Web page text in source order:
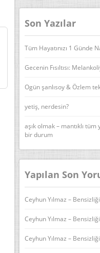
Son Yazılar
Tüm Hayatınızı 1 Günde
Gecenin Fısıltısı:
Ogün şanlısoy & Özlem
yetiş, nerdesin?
aşık olmak – mantıklı
bir durum
Yapılan Son
Ceyhun Yılmaz –
Ceyhun Yılmaz –
Ceyhun Yılmaz –